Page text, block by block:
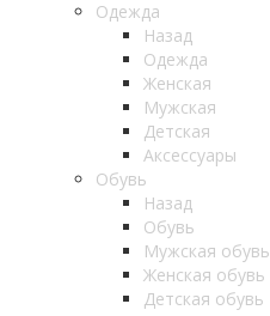
Одежда
Назад
Одежда
Женская
Мужская
Детская
Аксессуары
Обувь
Назад
Обувь
Мужская обувь
Женская обувь
Детская обувь